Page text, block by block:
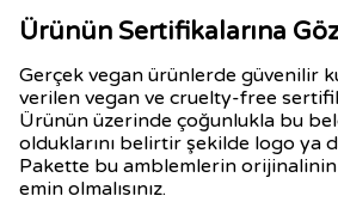
Ürünün Sertifikalarına
Gerçek vegan ürünlerde güvenilir
verilen vegan ve cruelty-free
Ürünün üzerinde çoğunlukla bu
olduklarını belirtir şekilde logo ya
Pakette bu amblemlerin
emin olmalısınız.